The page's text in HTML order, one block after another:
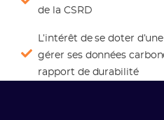
de la CSRD
L’intérêt de se doter
gérer ses données
rapport de durabilité